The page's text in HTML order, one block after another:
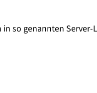
so genannten